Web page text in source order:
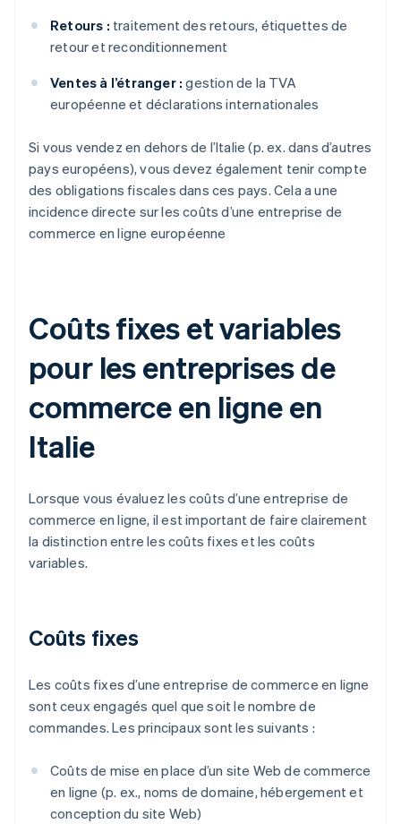
Retours : traitement des retours, étiquettes de
retour et reconditionnement
Ventes à l’étranger : gestion de la TVA
européenne et déclarations internationales
Si vous vendez en dehors de l’Italie (p. ex. dans d’autres
pays européens), vous devez également tenir compte
des obligations fiscales dans ces pays. Cela a une
incidence directe sur les coûts d’une entreprise de
commerce en ligne européenne
Coûts fixes et variables
pour les entreprises de
commerce en ligne en
Italie
Lorsque vous évaluez les coûts d’une entreprise de
commerce en ligne, il est important de faire clairement
la distinction entre les coûts fixes et les coûts
variables.
Coûts fixes
Les coûts fixes d’une entreprise de commerce en ligne
sont ceux engagés quel que soit le nombre de
commandes. Les principaux sont les suivants :
Coûts de mise en place d’un site Web de commerce
en ligne (p. ex., noms de domaine, hébergement et
conception du site Web)